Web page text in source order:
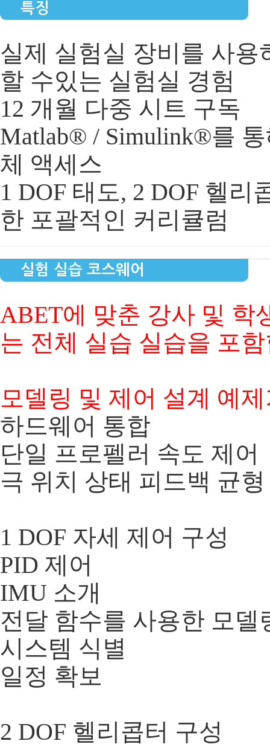
특징
실제 실험실 장비를 사
할 수있는 실험실 경험
12 개월 다중 시트 구독
Matlab® / Simulink®를
체 액세스
1 DOF 태도, 2 DOF 헬
한 포괄적인 커리큘럼
실험 실습 코스웨어
ABET에 맞춘 강사 및 학
는 전체 실습 실습을 포
모델링 및 제어 설계 예
하드웨어 통합
단일 프로펠러 속도 제어
극 위치 상태 피드백 균
​ 1 DOF 자세 제어 구성
PID 제어
IMU 소개
전달 함수를 사용한 모델
시스템 식별
일정 확보
​ 2 DOF 헬리콥터 구성